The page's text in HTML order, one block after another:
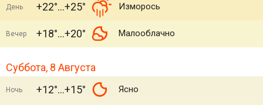
День +22° +25° Изморось
Вечер +18° +20° Малооблачно
Суббота, 8 Августа
Ночь +12° +15° Ясно